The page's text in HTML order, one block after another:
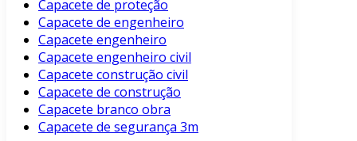
Capacete de proteção
Capacete de engenheiro
Capacete engenheiro
Capacete engenheiro civil
Capacete construção civil
Capacete de construção
Capacete branco obra
Capacete de segurança 3m